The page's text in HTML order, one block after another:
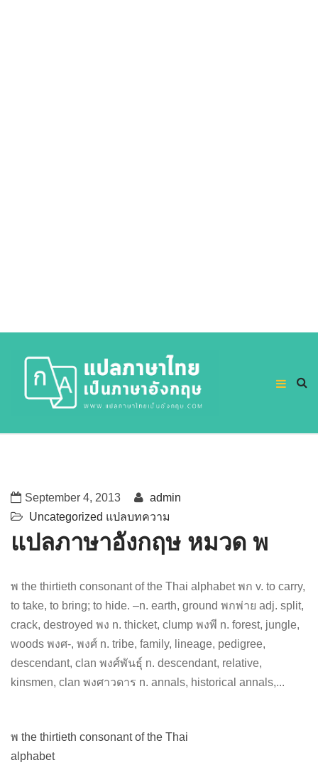
September 4, 2013
admin
Uncategorized แปลบทความ
แปลภาษาอังกฤษ หมวด พ
พ the thirtieth consonant of the Thai alphabet พก v. to carry,
to take, to bring; to hide. –n. earth, ground พกพ่าย adj. split,
crack, destroyed พง n. thicket, clump พงพี n. forest, jungle,
woods พงศ-, พงศ์ n. tribe, family, lineage, pedigree,
descendant, clan พงศ์พันธุ์ n. descendant, relative,
kinsmen, clan พงศาวดาร n. annals, historical annals,...
พ the thirtieth consonant of the Thai
alphabet